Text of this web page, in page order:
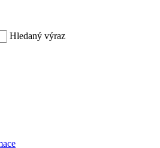
Hledaný výraz